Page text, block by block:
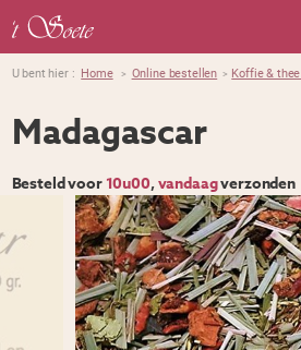
U bent hier : Home > Online bestellen > Koffie & thee
Madagascar
Besteld voor10u00,vandaagverzonden